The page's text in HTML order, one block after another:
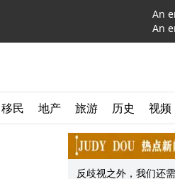
An
An
移民 地产 旅游 历史 视频
反歧视之外，我们还